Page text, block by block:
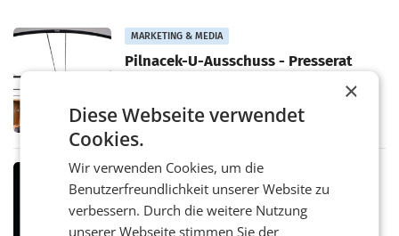
MARKETING & MEDIA
Pilnacek-U-Ausschuss - Presserat
WIEN Der Presserat fordert Medienvertreter
dazu auf, im U-Ausschuss zu den
Ermittlungen rund um das Ableben des Ex-
Sektionschefs im Justizministerium, Christian
MARKETING & MEDIA
Stiftungsrat Lederer wehrt sich in
den SN gegen Vorwürfe
Mehrere Themen beschäftigen derzeit den
×
Diese Webseite verwendet
Cookies.
Wir verwenden Cookies, um die
Benutzerfreundlichkeit unserer Website zu
verbessern. Durch die weitere Nutzung
unserer Webseite stimmen Sie der